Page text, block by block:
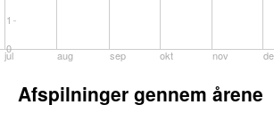
jul aug sep okt nov
0
1
Afspilninger gennem årene